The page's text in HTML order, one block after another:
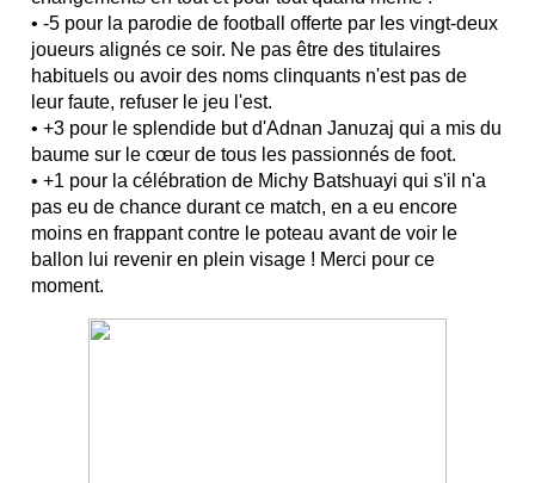
• -5 pour la parodie de football offerte par les vingt-deux
joueurs alignés ce soir. Ne pas être des titulaires
habituels ou avoir des noms clinquants n'est pas de
leur faute, refuser le jeu l'est.
• +3 pour le splendide but d'Adnan Januzaj qui a mis du
baume sur le cœur de tous les passionnés de foot.
• +1 pour la célébration de Michy Batshuayi qui s'il n'a
pas eu de chance durant ce match, en a eu encore
moins en frappant contre le poteau avant de voir le
ballon lui revenir en plein visage ! Merci pour ce
moment.